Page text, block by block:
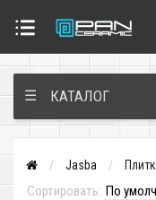
☰ КАТАЛОГ
Jasba
Сортировать: